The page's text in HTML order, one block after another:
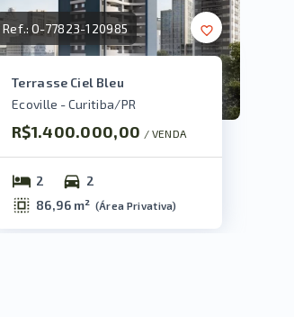
Ref.:O-77823-120985
Terrasse Ciel Bleu
Ecoville - Curitiba/PR
R$1.400.000,00 / VENDA
2
2
86,96 m² (Área Privativa)